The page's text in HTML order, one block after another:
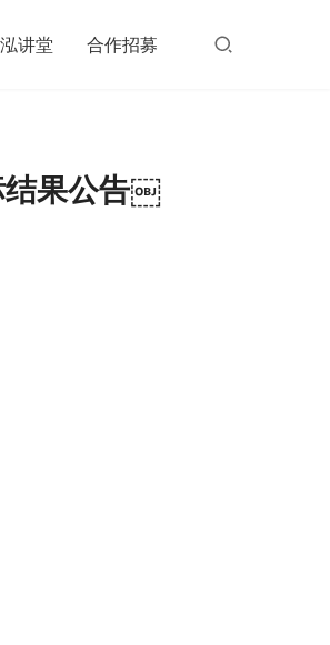
讲堂 合作招募
结果公告￼